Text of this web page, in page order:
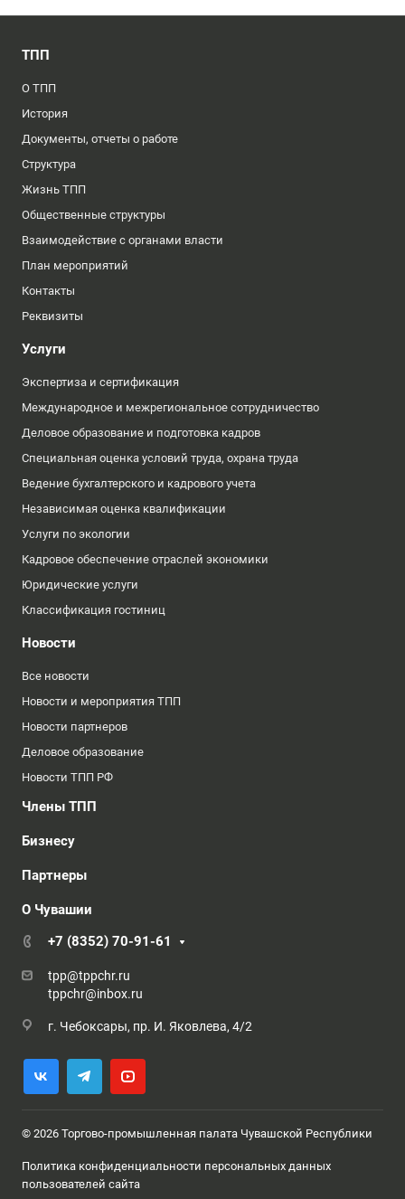
ТПП
О ТПП
История
Документы, отчеты о работе
Структура
Жизнь ТПП
Общественные структуры
Взаимодействие с органами власти
План мероприятий
Контакты
Реквизиты
Услуги
Экспертиза и сертификация
Международное и межрегиональное сотрудничество
Деловое образование и подготовка кадров
Специальная оценка условий труда, охрана труда
Ведение бухгалтерского и кадрового учета
Независимая оценка квалификации
Услуги по экологии
Кадровое обеспечение отраслей экономики
Юридические услуги
Классификация гостиниц
Новости
Все новости
Новости и мероприятия ТПП
Новости партнеров
Деловое образование
Новости ТПП РФ
Члены ТПП
Бизнесу
Партнеры
О Чувашии
+7 (8352) 70-91-61
tpp@tppchr.ru
tppchr@inbox.ru
г. Чебоксары, пр. И. Яковлева, 4/2
© 2026 Торгово-промышленная палата Чувашской Республики
Политика конфиденциальности персональных данных
пользователей сайта